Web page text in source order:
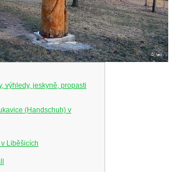
výhledy, jeskyně, propasti
(Handschuh) v
Liběšicích